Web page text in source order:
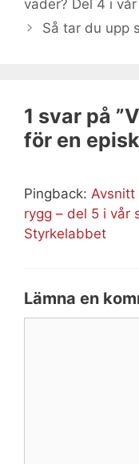
vader? Del 4 i
Så tar du upp
1 svar på
för en
Pingback:
rygg – del 5 i vår
Styrkelabbet
Lämna en